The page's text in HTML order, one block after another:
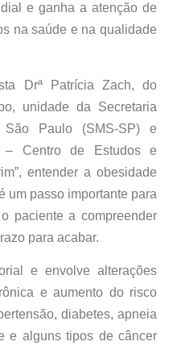
e ganha a atenção de
na saúde e na qualidade
Drª Patrícia Zach, do
unidade da Secretaria
Paulo (SMS-SP) e
– Centro de Estudos e
entender a obesidade
um passo importante para
paciente a compreender
para acabar.
e envolve alterações
e aumento do risco
diabetes, apneia
e alguns tipos de câncer